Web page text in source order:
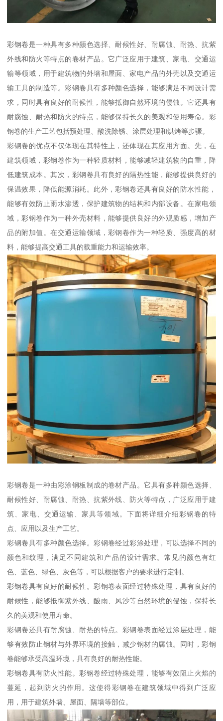
彩钢卷是一种具有多种颜色选择、耐候性好、耐腐蚀、耐热、抗紫
外线和防火等特点的卷材产品。它广泛应用于建筑、家电、交通运
输等领域，用于建筑物的外墙和屋面、家电产品的外壳以及交通运
输工具的制造等。彩钢卷具有多种颜色选择，能够满足不同设计需
求，同时具有良好的耐候性，能够抵御自然环境的侵蚀。它还具有
耐腐蚀、耐热和防火的特点，能够保持长久的美观和使用寿命。彩
钢卷的生产工艺包括预处理、酸洗除锈、涂层处理和烘烤等步骤。
彩钢卷的优点不仅体现在其特性上，还体现在其应用方面。先，在
建筑领域，彩钢卷作为一种轻质材料，能够减轻建筑物的自重，降
低建筑成本。其次，彩钢卷具有良好的隔热性能，能够提供良好的
保温效果，降低能源消耗。此外，彩钢卷还具有良好的防水性能，
能够有效防止雨水渗透，保护建筑物的结构和内部设备。在家电领
域，彩钢卷作为一种外壳材料，能够提供良好的外观质感，增加产
品的附加值。在交通运输领域，彩钢卷作为一种轻质、强度高的材
料，能够提高交通工具的载重能力和运输效率。
彩钢卷是一种由彩涂钢板制成的卷材产品。它具有多种颜色选择、
耐候性好、耐腐蚀、耐热、抗紫外线、防火等特点，广泛应用于建
筑、家电、交通运输、家具等领域。下面将详细介绍彩钢卷的特
点、应用以及生产工艺。
彩钢卷具有多种颜色选择。彩钢卷经过彩涂处理，可以选择不同的
颜色和纹理，满足不同建筑和产品的设计需求。常见的颜色有红
色、蓝色、绿色、灰色等，可以根据客户的要求进行定制。
彩钢卷具有良好的耐候性。彩钢卷表面经过特殊处理，具有良好的
耐候性，能够抵御紫外线、酸雨、风沙等自然环境的侵蚀，保持长
久的美观和使用寿命。
彩钢卷还具有耐腐蚀、耐热的特点。彩钢卷表面经过涂层处理，能
够有效防止钢材与外界环境的接触，减少钢材的腐蚀。同时，彩钢
卷能够承受高温环境，具有良好的耐热性能。
彩钢卷具有防火性能。彩钢卷经过特殊处理，能够有效阻止火焰的
蔓延，起到防火的作用。这使得彩钢卷在建筑领域中得到广泛应
用，用于建筑外墙、屋面、隔墙等部位。